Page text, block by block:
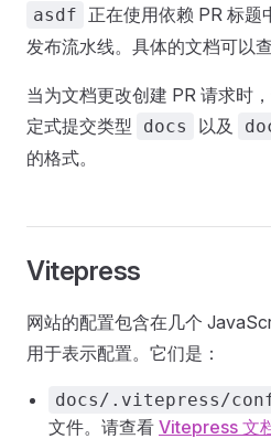
asdf
正在使用依赖 PR 标
发布流水线。具体的文档可以
当为文档更改创建 PR 请求时
定式提交类型
docs 以及
的格式。
Vitepress
网站的配置包含在几个
用于表示配置。它们是：
docs/.vitepress/
文件。请查看 Vitepress 文